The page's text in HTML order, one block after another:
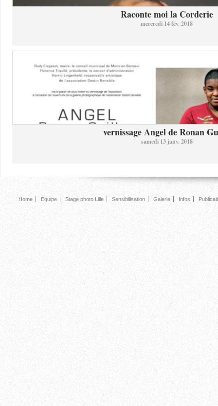
Raconte moi la Corderie
mercredi 14 fév. 2018
vernissage Angel de Ronan
samedi 13 janv. 2018
Home Equipe Stage photo Lille Sensibilisation Galerie Infos